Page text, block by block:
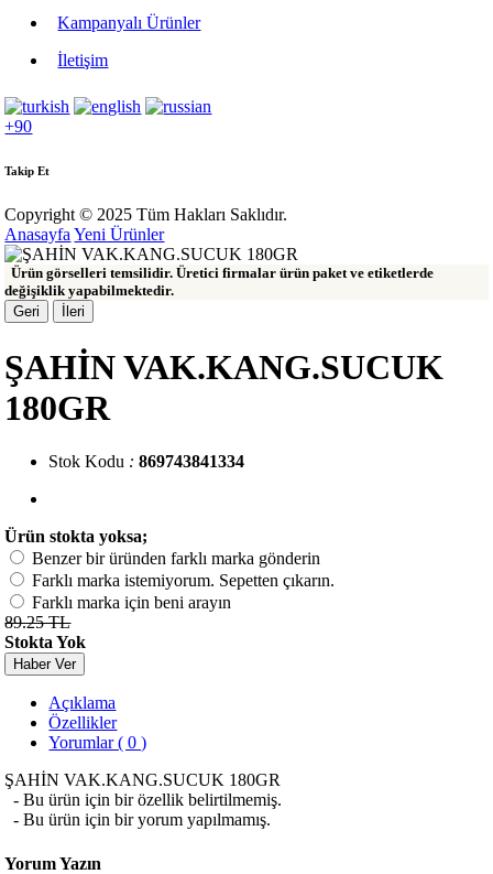
Kampanyalı Ürünler
İletişim
+90
Takip Et
Copyright © 2025 Tüm Hakları Saklıdır.
Anasayfa Yeni Ürünler
Ürün görselleri temsilidir. Üretici firmalar ürün paket ve etiketlerde
değişiklik yapabilmektedir.
Geri
İleri
ŞAHİN VAK.KANG.SUCUK
180GR
Stok Kodu : 869743841334
Ürün stokta yoksa;
Benzer bir üründen farklı marka gönderin
Farklı marka istemiyorum. Sepetten çıkarın.
Farklı marka için beni arayın
89.25 TL
Stokta Yok
Haber Ver
Açıklama
Özellikler
Yorumlar ( 0 )
ŞAHİN VAK.KANG.SUCUK 180GR
- Bu ürün için bir özellik belirtilmemiş.
- Bu ürün için bir yorum yapılmamış.
Yorum Yazın